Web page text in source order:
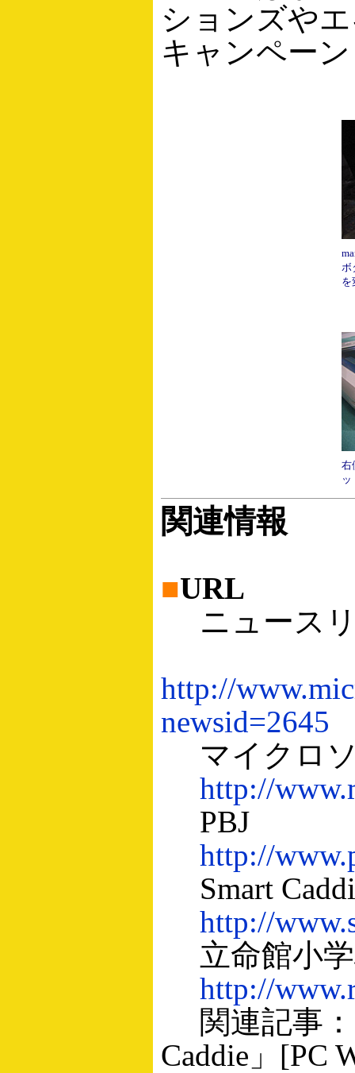
ションズや
キャンペー
ボ
を
右
関連情報
■URL
ニュース
http://
newsid=2645
マイクロ
http://
PBJ
http://
Smart
http://
立命館小
http://
関連記事：
Caddie」[PC